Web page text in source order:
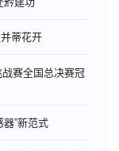
蒂花开
赛全国总决赛冠
”新范式